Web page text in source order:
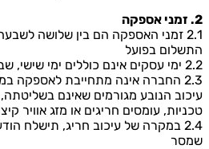
2. זמני אספקה
2.1 זמני האספקה הם בין שלושה
התשלום בפועל
2.2 ימי עסקים אינם כוללים ימי שישי, שבת, ערבי חג וחגים
2.3 החברה אינה מתחייבת לאספקה
עיכוב הנובע מגורמים שאינם
טכניות, עומסים חריגים או מזג אוויר
2.4 במקרה של עיכוב חריג, תישלח
שמסר